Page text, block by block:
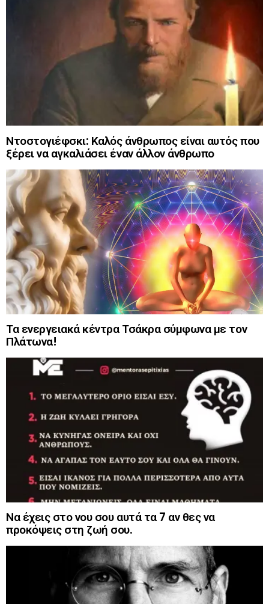
Ντοστογιέφσκι: Καλός άνθρωπος είναι αυτός που
ξέρει να αγκαλιάσει έναν άλλον άνθρωπο
Τα ενεργειακά κέντρα Τσάκρα σύμφωνα με τον
Πλάτωνα!
Να έχεις στο νου σου αυτά τα 7 αν θες να
προκόψεις στη ζωή σου.